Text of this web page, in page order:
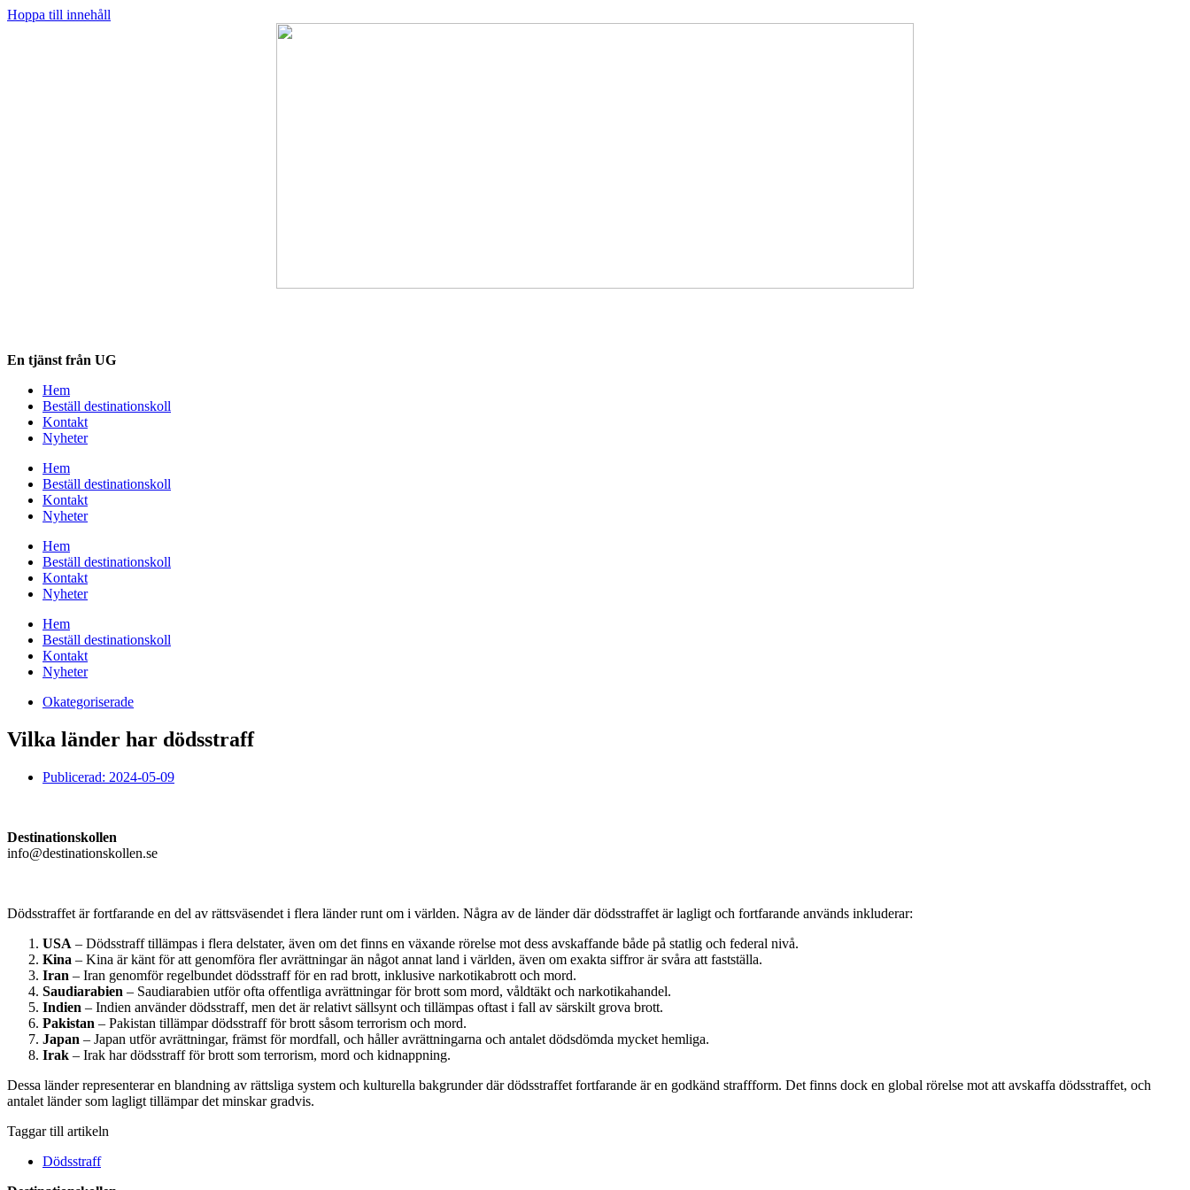
Hoppa till innehåll
En tjänst från UG
Hem
Beställ destinationskoll
Kontakt
Nyheter
Hem
Beställ destinationskoll
Kontakt
Nyheter
Hem
Beställ destinationskoll
Kontakt
Nyheter
Hem
Beställ destinationskoll
Kontakt
Nyheter
Okategoriserade
Vilka länder har dödsstraff
Publicerad: 2024-05-09
Destinationskollen
info@destinationskollen.se
Dödsstraffet är fortfarande en del av rättsväsendet i flera länder runt om i världen. Några av de länder där dödsstraffet är lagligt och fortfarande används inkluderar:
USA – Dödsstraff tillämpas i flera delstater, även om det finns en växande rörelse mot dess avskaffande både på statlig och federal nivå.
Kina – Kina är känt för att genomföra fler avrättningar än något annat land i världen, även om exakta siffror är svåra att fastställa.
Iran – Iran genomför regelbundet dödsstraff för en rad brott, inklusive narkotikabrott och mord.
Saudiarabien – Saudiarabien utför ofta offentliga avrättningar för brott som mord, våldtäkt och narkotikahandel.
Indien – Indien använder dödsstraff, men det är relativt sällsynt och tillämpas oftast i fall av särskilt grova brott.
Pakistan – Pakistan tillämpar dödsstraff för brott såsom terrorism och mord.
Japan – Japan utför avrättningar, främst för mordfall, och håller avrättningarna och antalet dödsdömda mycket hemliga.
Irak – Irak har dödsstraff för brott som terrorism, mord och kidnappning.
Dessa länder representerar en blandning av rättsliga system och kulturella bakgrunder där dödsstraffet fortfarande är en godkänd straffform. Det finns dock en global rörelse mot att avskaffa dödsstraffet, och
antalet länder som lagligt tillämpar det minskar gradvis.
Taggar till artikeln
Dödsstraff